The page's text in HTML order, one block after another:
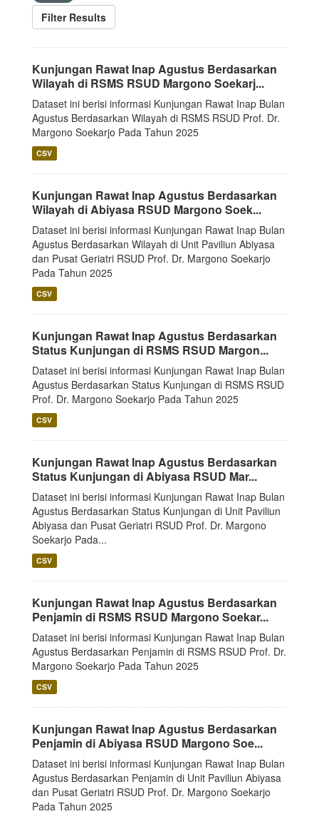
Filter Results
Kunjungan Rawat Inap Agustus Berdasarkan
Wilayah di RSMS RSUD Margono Soekarj...
Dataset ini berisi informasi Kunjungan Rawat Inap Bulan
Agustus Berdasarkan Wilayah di RSMS RSUD Prof. Dr.
Margono Soekarjo Pada Tahun 2025
CSV
Kunjungan Rawat Inap Agustus Berdasarkan
Wilayah di Abiyasa RSUD Margono Soek...
Dataset ini berisi informasi Kunjungan Rawat Inap Bulan
Agustus Berdasarkan Wilayah di Unit Paviliun Abiyasa
dan Pusat Geriatri RSUD Prof. Dr. Margono Soekarjo
Pada Tahun 2025
CSV
Kunjungan Rawat Inap Agustus Berdasarkan
Status Kunjungan di RSMS RSUD Margon...
Dataset ini berisi informasi Kunjungan Rawat Inap Bulan
Agustus Berdasarkan Status Kunjungan di RSMS RSUD
Prof. Dr. Margono Soekarjo Pada Tahun 2025
CSV
Kunjungan Rawat Inap Agustus Berdasarkan
Status Kunjungan di Abiyasa RSUD Mar...
Dataset ini berisi informasi Kunjungan Rawat Inap Bulan
Agustus Berdasarkan Status Kunjungan di Unit Paviliun
Abiyasa dan Pusat Geriatri RSUD Prof. Dr. Margono
Soekarjo Pada...
CSV
Kunjungan Rawat Inap Agustus Berdasarkan
Penjamin di RSMS RSUD Margono Soekar...
Dataset ini berisi informasi Kunjungan Rawat Inap Bulan
Agustus Berdasarkan Penjamin di RSMS RSUD Prof. Dr.
Margono Soekarjo Pada Tahun 2025
CSV
Kunjungan Rawat Inap Agustus Berdasarkan
Penjamin di Abiyasa RSUD Margono Soe...
Dataset ini berisi informasi Kunjungan Rawat Inap Bulan
Agustus Berdasarkan Penjamin di Unit Paviliun Abiyasa
dan Pusat Geriatri RSUD Prof. Dr. Margono Soekarjo
Pada Tahun 2025